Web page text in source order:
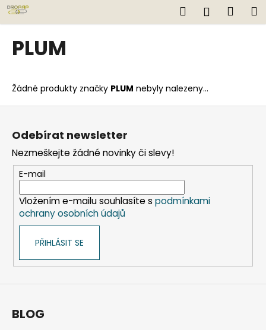
Přejít
na
obsah
Hledat
PLUM
Žádné produkty značky PLUM nebyly nalezeny...
K
o
o
p
o
t
ř
e
b
e
n
a
í
Z
Odebírat newsletter
Nezmeškejte žádné novinky či slevy!
E-mail
Vložením e-mailu souhlasíte s podmínkami
ochrany osobních údajů
PŘIHLÁSIT SE
BLOG